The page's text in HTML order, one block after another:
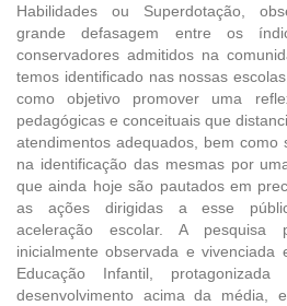
Habilidades ou Superdotação,
grande defasagem entre os
conservadores admitidos na
temos identificado nas nossas
como objetivo promover uma
pedagógicas e conceituais que
atendimentos adequados, bem como
na identificação das mesmas por
que ainda hoje são pautados em
as ações dirigidas a esse
aceleração escolar. A
inicialmente observada e vivenciada
Educação Infantil,
desenvolvimento acima da média,